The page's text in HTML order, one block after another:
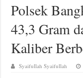
Polsek
43,3 Gram
Kaliber
Syaifullah Syaifullah